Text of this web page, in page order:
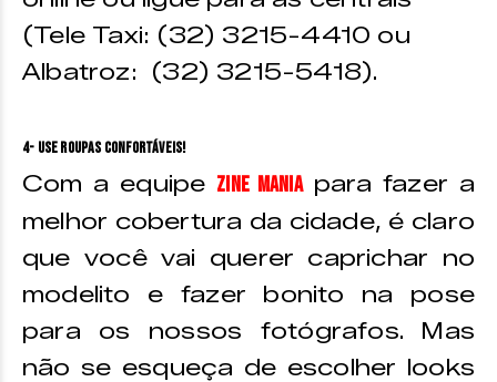
(Tele Taxi: (32) 3215-4410 ou
Albatroz: (32) 3215-5418).
4- Use roupas confortáveis!
Com a equipe Zine Maniapara fazer a
melhor cobertura da cidade, é claro
que você vai querer caprichar no
modelito e fazer bonito na pose
para os nossos fotógrafos. Mas
não se esqueça de escolher looks